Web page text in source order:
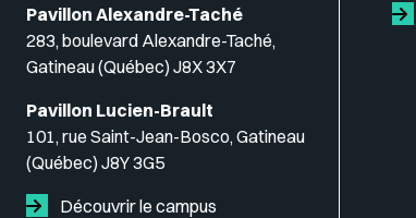
Pavillon Alexandre-Taché
283, boulevard Alexandre-Taché,
Gatineau (Québec) J8X 3X7
Pavillon Lucien-Brault
101, rue Saint-Jean-Bosco, Gatineau
(Québec) J8Y 3G5
Découvrir le campus